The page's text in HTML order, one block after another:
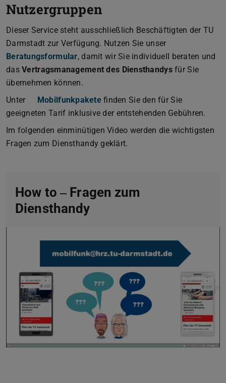
Nutzergruppen
Dieser Service steht ausschließlich Beschäftigten der TU
Darmstadt zur Verfügung. Nutzen Sie unser
Beratungsformular, damit wir Sie individuell beraten und
dasVertragsmanagement des Diensthandysfür Sie
übernehmen können.
Unter
Mobilfunkpakete finden Sie den für Sie
geeigneten Tarif inklusive der entstehenden Gebühren.
Im folgenden einminütigen Video werden die wichtigsten
Fragen zum Diensthandy geklärt.
How to ‒ Fragen zum
Diensthandy